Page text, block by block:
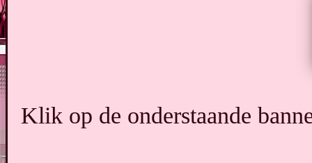
Klik op de onderstaande